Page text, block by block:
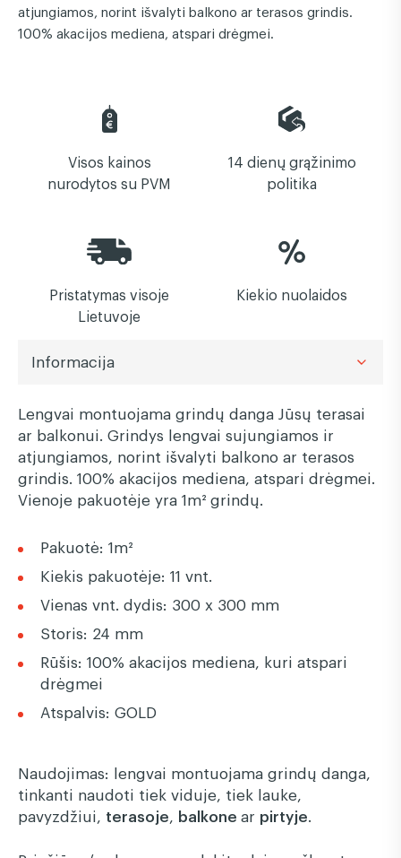
atjungiamos, norint išvalyti balkono ar terasos grindis.
100% akacijos mediena, atspari drėgmei.
Visos kainos
nurodytos su PVM
14 dienų grąžinimo
politika
Pristatymas visoje
Lietuvoje
Kiekio nuolaidos
Informacija
Lengvai montuojama grindų danga Jūsų terasai
ar balkonui. Grindys lengvai sujungiamos ir
atjungiamos, norint išvalyti balkono ar terasos
grindis. 100% akacijos mediena, atspari drėgmei.
Vienoje pakuotėje yra 1m² grindų.
Pakuotė: 1m²
Kiekis pakuotėje: 11 vnt.
Vienas vnt. dydis: 300 x 300 mm
Storis: 24 mm
Rūšis: 100% akacijos mediena, kuri atspari
drėgmei
Atspalvis: GOLD
Naudojimas: lengvai montuojama grindų danga,
tinkanti naudoti tiek viduje, tiek lauke,
pavyzdžiui, terasoje balkone ar pirtyje